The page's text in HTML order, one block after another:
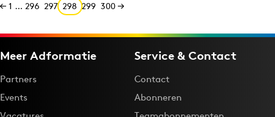
1 … 296 297 298 299 300
Meer Adformatie
Partners
Events
Service & Contact
Contact
Abonneren